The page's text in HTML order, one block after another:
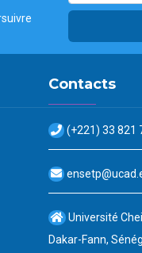
Contacts
(+221) 33 821
Université
Dakar-Fann,